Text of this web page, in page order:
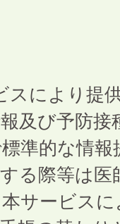
により提
及び予防
準的な情
る際等は医
サービス